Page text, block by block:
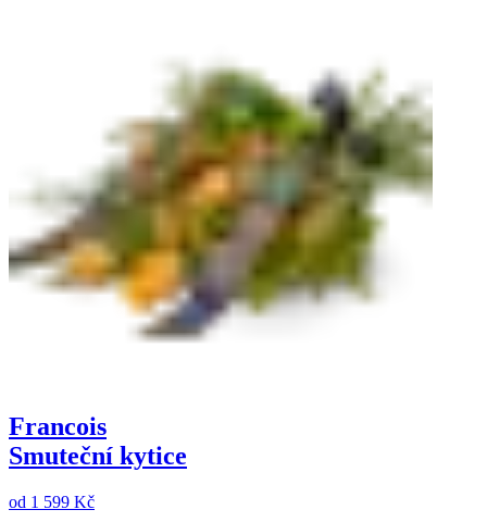
Francois
Smuteční kytice
od 1 599 Kč